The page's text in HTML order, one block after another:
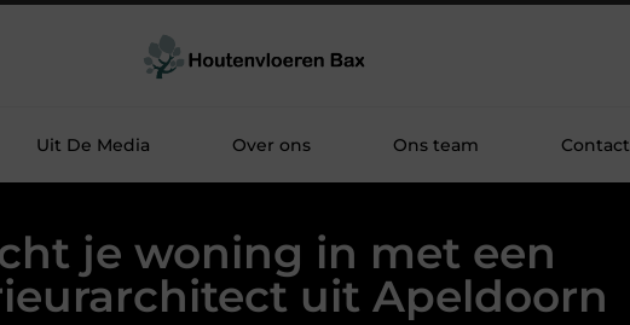
Uit De Media Over ons Ons team Contact
je woning in met een
uit Apeldoorn